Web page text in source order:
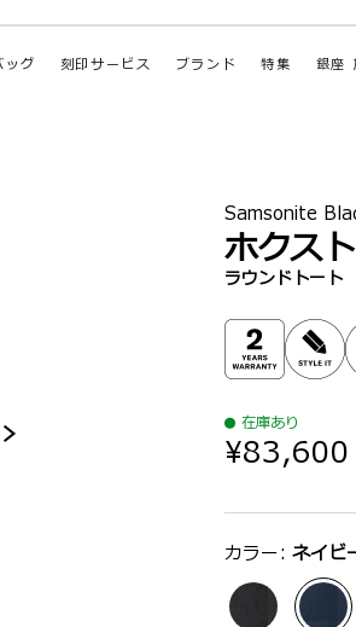
ッグ 刻印サービス ブランド 特集 銀座
Samsonite
ホクス
ラウンドトート
在庫あり
¥83,600
選択：
カラー:ネイビ